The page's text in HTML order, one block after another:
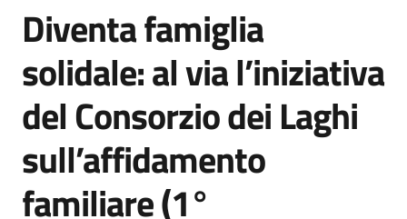
Diventa famiglia
solidale: al via l’iniziativa
del Consorzio dei Laghi
sull’affidamento
familiare (1°